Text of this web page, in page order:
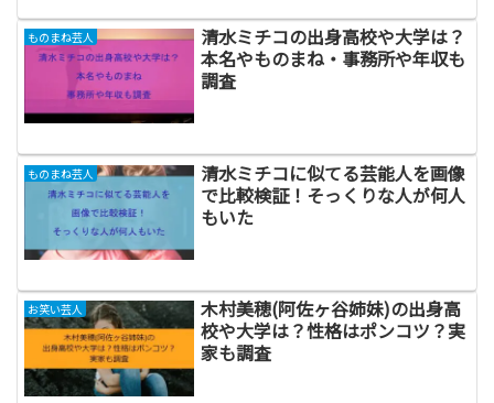
ものまね芸人
清水ミチコの出身高校や大学は？
本名やものまね・事務所や年収も
調査
ものまね芸人
清水ミチコに似てる芸能人を画像
で比較検証！そっくりな人が何人
もいた
お笑い芸人
木村美穂(阿佐ヶ谷姉妹)の出身高
校や大学は？性格はポンコツ？実
家も調査